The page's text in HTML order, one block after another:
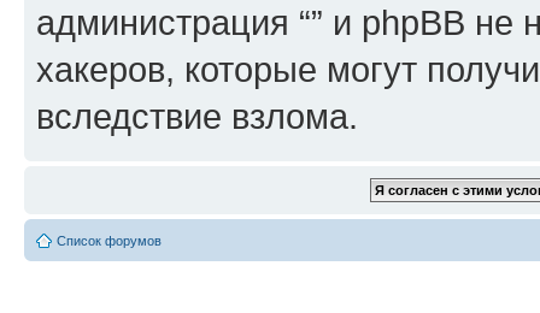
администрация “” и phpBB не
хакеров, которые могут
вследствие взлома.
Список форумов